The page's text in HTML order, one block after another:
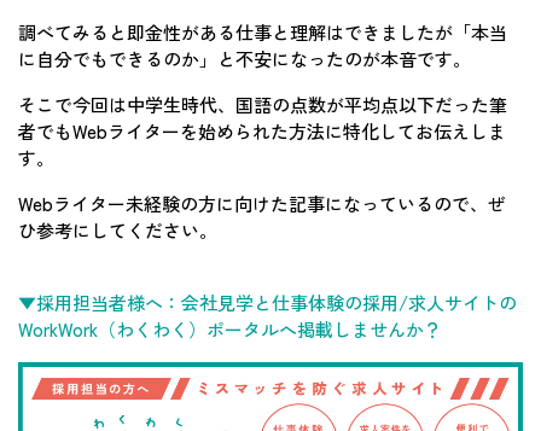
調べてみると即金性がある仕事と理解はできましたが「本当
に自分でもできるのか」と不安になったのが本音です。
そこで今回は中学生時代、国語の点数が平均点以下だった筆
者でもWebライターを始められた方法に特化してお伝えしま
す。
Webライター未経験の方に向けた記事になっているので、ぜ
ひ参考にしてください。
▼採用担当者様へ：会社見学と仕事体験の採用/求人サイトの
WorkWork（わくわく）ポータルへ掲載しませんか？